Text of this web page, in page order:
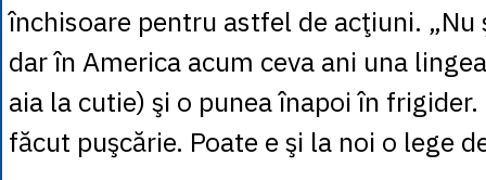
închisoare pentru astfel de acţiuni. „Nu
dar în America acum ceva ani una
aia la cutie) şi o punea înapoi în
făcut puşcărie. Poate e şi la noi o lege